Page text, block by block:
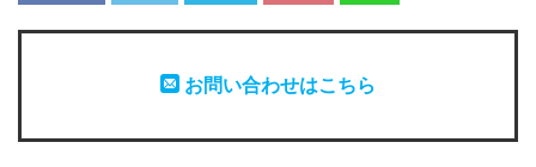
お問い合わせはこちら